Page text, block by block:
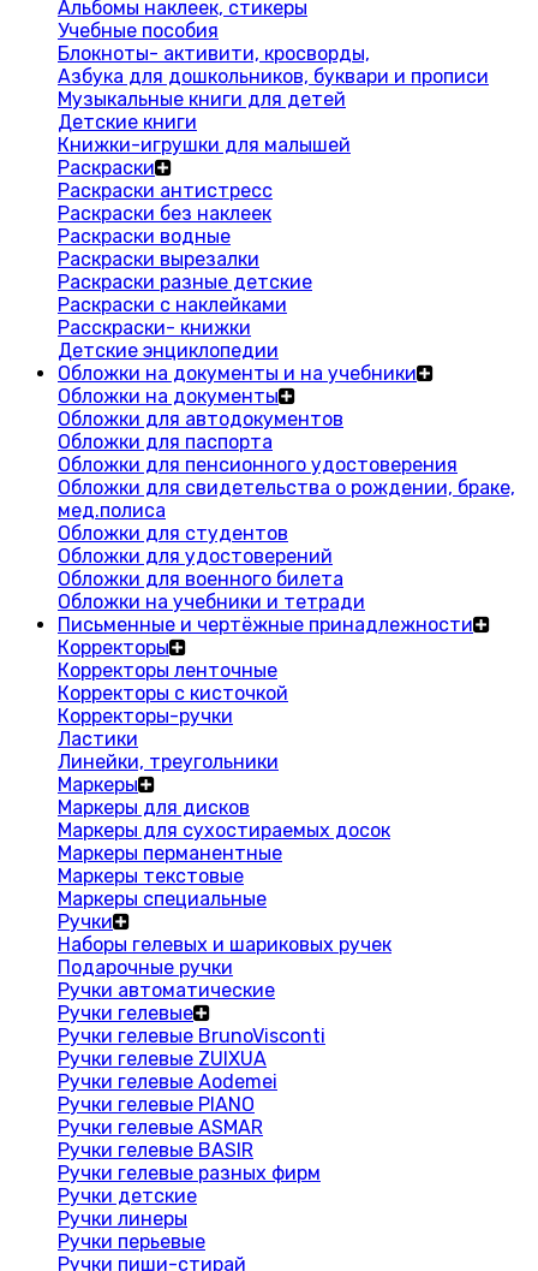
Альбомы наклеек, стикеры
Учебные пособия
Блокноты- активити, кросворды,
Азбука для дошкольников, буквари и прописи
Музыкальные книги для детей
Детские книги
Книжки-игрушки для малышей
Раскраски
Раскраски антистресс
Раскраски без наклеек
Раскраски водные
Раскраски вырезалки
Раскраски разные детские
Раскраски с наклейками
Расскраски- книжки
Детские энциклопедии
Обложки на документы и на учебники
Обложки на документы
Обложки для автодокументов
Обложки для паспорта
Обложки для пенсионного удостоверения
Обложки для свидетельства о рождении, браке,
мед.полиса
Обложки для студентов
Обложки для удостоверений
Обложки для военного билета
Обложки на учебники и тетради
Письменные и чертёжные принадлежности
Корректоры
Корректоры ленточные
Корректоры с кисточкой
Корректоры-ручки
Ластики
Линейки, треугольники
Маркеры
Маркеры для дисков
Маркеры для сухостираемых досок
Маркеры перманентные
Маркеры текстовые
Маркеры специальные
Ручки
Наборы гелевых и шариковых ручек
Подарочные ручки
Ручки автоматические
Ручки гелевые
Ручки гелевые BrunoVisconti
Ручки гелевые ZUIXUA
Ручки гелевые Aodemei
Ручки гелевые PIANO
Ручки гелевые ASMAR
Ручки гелевые BASIR
Ручки гелевые разных фирм
Ручки детские
Ручки линеры
Ручки перьевые
Ручки пиши-стирай